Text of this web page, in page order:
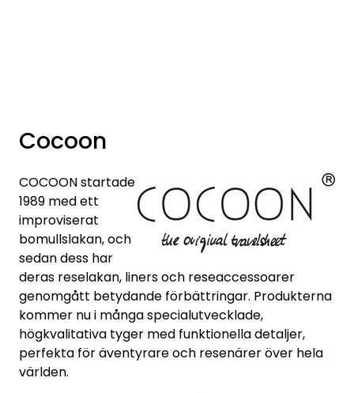
Cocoon
COCOON startade
1989 med ett
improviserat
bomullslakan, och
sedan dess har
deras reselakan, liners och reseaccessoarer
genomgått betydande förbättringar. Produkterna
kommer nu i många specialutvecklade,
högkvalitativa tyger med funktionella detaljer,
perfekta för äventyrare och resenärer över hela
världen.
Mediaportalen